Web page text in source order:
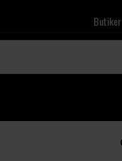
Butiker